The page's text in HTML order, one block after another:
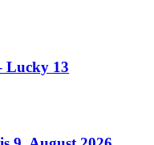
Lucky 13